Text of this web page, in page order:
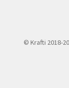
© Krafti 2018-